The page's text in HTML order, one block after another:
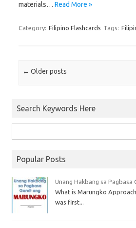
materials… Read More »
Category: Filipino Flashcards Tags:
Post navigation
← Older posts
Search Keywords Here
Popular Posts
Unang Hakbang sa Pagbasa
What is Marungko
was first...